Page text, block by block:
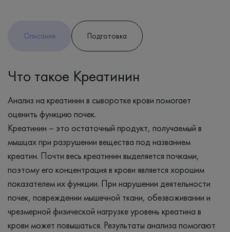
Описание Подготовка
Что такое Креатинин
Анализ на креатинин в сыворотке крови помогает
оценить функцию почек.
Креатинин – это остаточный продукт, получаемый в
мышцах при разрушении вещества под названием
креатин. Почти весь креатинин выделяется почками,
поэтому его концентрация в крови является хорошим
показателем их функции. При нарушении деятельности
почек, повреждении мышечной ткани, обезвоживании и
чрезмерной физической нагрузке уровень креатина в
крови может повышаться. Результаты анализа помогают